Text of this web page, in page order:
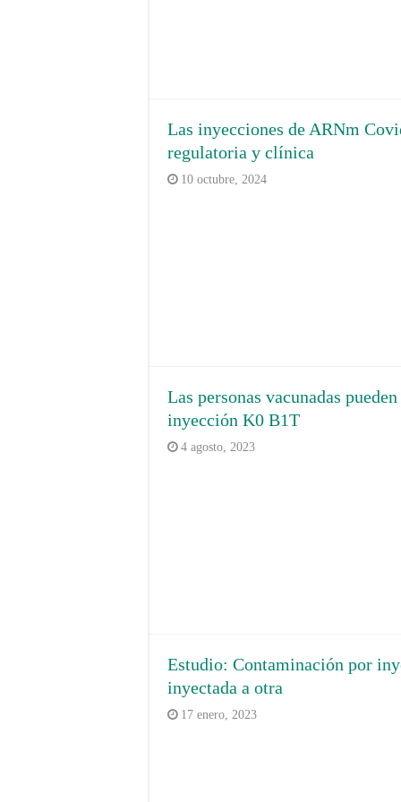
Las inyecciones de ARNm
regulatoria y clínica
10 octubre, 2024
Las personas vacunadas
inyección K0 B1T
4 agosto, 2023
Estudio: Contaminación por
inyectada a otra
17 enero, 2023